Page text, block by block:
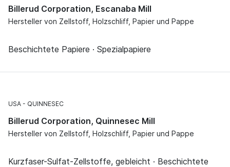
Billerud Corporation, Escanaba Mill
Hersteller von Zellstoff, Holzschliff, Papier und Pappe
Beschichtete Papiere · Spezialpapiere
USA QUINNESEC
Billerud Corporation, Quinnesec Mill
Hersteller von Zellstoff, Holzschliff, Papier und Pappe
Kurzfaser-Sulfat-Zellstoffe, gebleicht · Beschichtete